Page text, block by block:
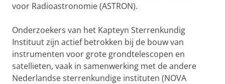
voor Radioastronomie (ASTRON).
Onderzoekers van het Kapteyn Sterrenkundig
Instituut zijn actief betrokken bij de bouw van
instrumenten voor grote grondtelescopen en
satellieten, vaak in samenwerking met de andere
Nederlandse sterrenkundige instituten (NOVA